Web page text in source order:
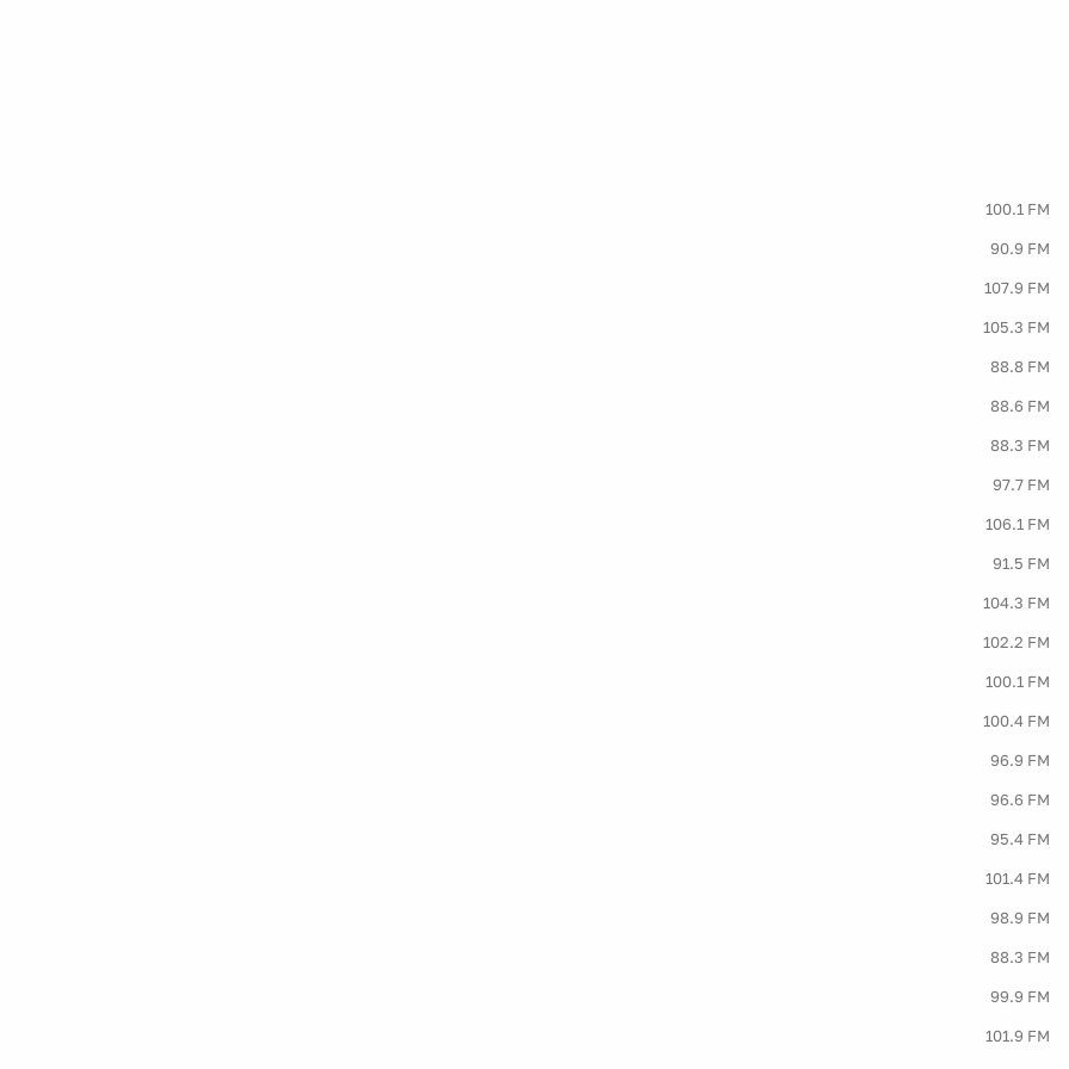
100.1 FM
90.9 FM
107.9 FM
105.3 FM
88.8 FM
88.6 FM
88.3 FM
97.7 FM
106.1 FM
91.5 FM
104.3 FM
102.2 FM
100.1 FM
100.4 FM
96.9 FM
96.6 FM
95.4 FM
101.4 FM
98.9 FM
88.3 FM
99.9 FM
101.9 FM